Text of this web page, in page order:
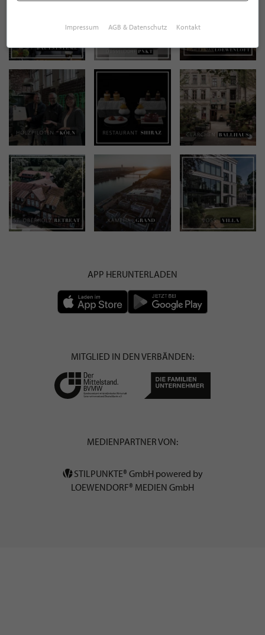
APP HERUNTERLADEN
MITGLIED IN DEN VERBÄNDEN:
MEDIENPARTNER VON:
STILPUNKTE® GmbH powered by
LOEWENDORF® MEDIEN GmbH
Impressum AGB & Datenschutz Kontakt